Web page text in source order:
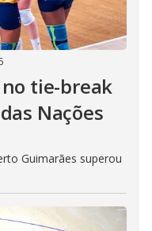
tie-break
Nações
Guimarães superou